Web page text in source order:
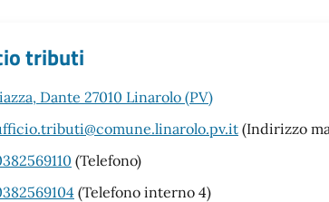
tributi
Dante 27010 Linarolo (PV)
(Indirizzo
(Telefono)
(Telefono interno 4)